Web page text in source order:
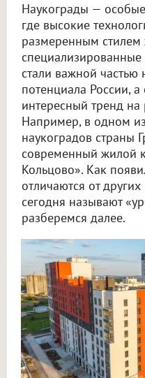
Наукограды —
где высокие
размеренным стилем
специализированные
стали важной частью
потенциала России,
интересный тренд
Например, в одном
наукоградов страны
современный жилой
Кольцово». Как
отличаются от
сегодня называют
разберемся далее.